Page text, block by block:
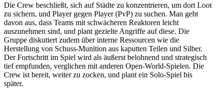
Die Crew beschließt, sich auf Städte zu konzentrieren, um dort Loot
zu sichern, und Player gegen Player (PvP) zu suchen. Man geht
davon aus, dass Teams mit schwächeren Reaktoren leicht
auszunehmen sind, und plant gezielte Angriffe auf diese. Die
Gruppe diskutiert zudem über interne Ressourcen wie die
Herstellung von Schuss-Munition aus kaputten Teilen und Silber.
Der Fortschritt im Spiel wird als äußerst belohnend und strategisch
tief empfunden, verglichen mit anderen Open-World-Spielen. Die
Crew ist bereit, weiter zu zocken, und plant ein Solo-Spiel bis
später.